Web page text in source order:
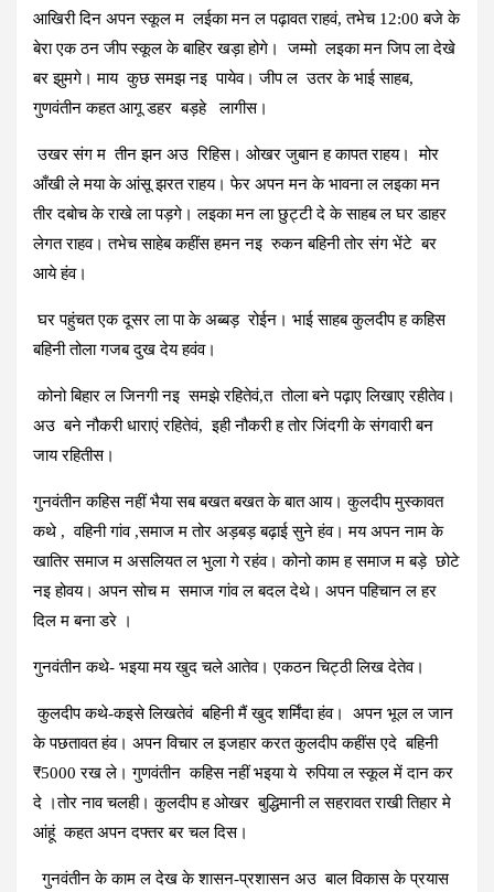
आखिरी दिन अपन स्कूल म लईका मन ल पढ़ावत राहवं, तभेच 12:00 बजे के
बेरा एक ठन जीप स्कूल के बाहिर खड़ा होगे। जम्मो लइका मन जिप ला देखे
बर झुमगे। माय कुछ समझ नइ पायेव। जीप ल उतर के भाई साहब,
गुणवंतीन कहत आगू डहर बड़हे लागीस।
उखर संग म तीन झन अउ रिहिस। ओखर जुबान ह कापत राहय। मोर
आँखी ले मया के आंसू झरत राहय। फेर अपन मन के भावना ल लइका मन
तीर दबोच के राखे ला पड़गे। लइका मन ला छुट्टी दे के साहब ल घर डाहर
लेगत राहव। तभेच साहेब कहींस हमन नइ रुकन बहिनी तोर संग भेंटे बर
आये हंव।
घर पहुंचत एक दूसर ला पा के अब्बड़ रोईन। भाई साहब कुलदीप ह कहिस
बहिनी तोला गजब दुख देय हवंव।
कोनो बिहार ल जिनगी नइ समझे रहितेवं,त तोला बने पढ़ाए लिखाए रहीतेव।
अउ बने नौकरी धाराएं रहितेवं, इही नौकरी ह तोर जिंदगी के संगवारी बन
जाय रहितीस।
गुनवंतीन कहिस नहीं भैया सब बखत बखत के बात आय। कुलदीप मुस्कावत
कथे , वहिनी गांव ,समाज म तोर अड़बड़ बढ़ाई सुने हंव। मय अपन नाम के
खातिर समाज म असलियत ल भुला गे रहंव। कोनो काम ह समाज म बड़े छोटे
नइ होवय। अपन सोच म समाज गांव ल बदल देथे। अपन पहिचान ल हर
दिल म बना डरे ।
गुनवंतीन कथे- भइया मय खुद चले आतेव। एकठन चिट्ठी लिख देतेव।
कुलदीप कथे-कइसे लिखतेवं बहिनी मैं खुद शर्मिंदा हंव। अपन भूल ल जान
के पछतावत हंव। अपन विचार ल इजहार करत कुलदीप कहींस एदे बहिनी
₹5000 रख ले। गुणवंतीन कहिस नहीं भइया ये रुपिया ल स्कूल में दान कर
दे ।तोर नाव चलही। कुलदीप ह ओखर बुद्धिमानी ल सहरावत राखी तिहार मे
आंहूं कहत अपन दफ्तर बर चल दिस।
गुनवंतीन के काम ल देख के शासन-प्रशासन अउ बाल विकास के प्रयास